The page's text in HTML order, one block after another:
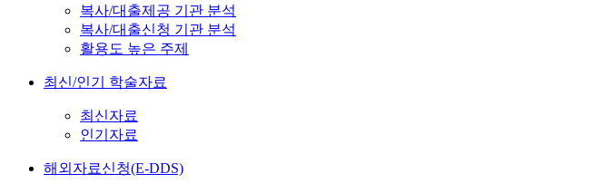
복사/대출제공 기관 분석
복사/대출신청 기관 분석
활용도 높은 주제
최신/인기 학술자료
최신자료
인기자료
해외자료신청(E-DDS)